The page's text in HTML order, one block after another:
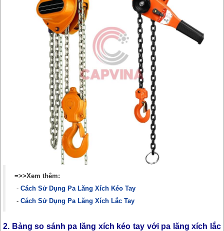
=>>Xem thêm:
- Cách Sử Dụng Pa Lăng Xích Kéo Tay
- Cách Sử Dụng Pa Lăng Xích Lắc Tay
2. Bảng so sánh pa lăng xích kéo tay với pa lăng xích lắc